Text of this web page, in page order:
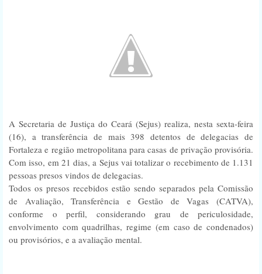
A Secretaria de Justiça do Ceará (Sejus) realiza, nesta sexta-feira
(16), a transferência de mais 398 detentos de delegacias de
Fortaleza e região metropolitana para casas de privação provisória.
Com isso, em 21 dias, a Sejus vai totalizar o recebimento de 1.131
pessoas presos vindos de delegacias.
Todos os presos recebidos estão sendo separados pela Comissão
de Avaliação, Transferência e Gestão de Vagas (CATVA),
conforme o perfil, considerando grau de periculosidade,
envolvimento com quadrilhas, regime (em caso de condenados)
ou provisórios, e a avaliação mental.